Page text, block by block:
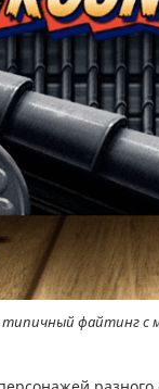
типичный файтинг